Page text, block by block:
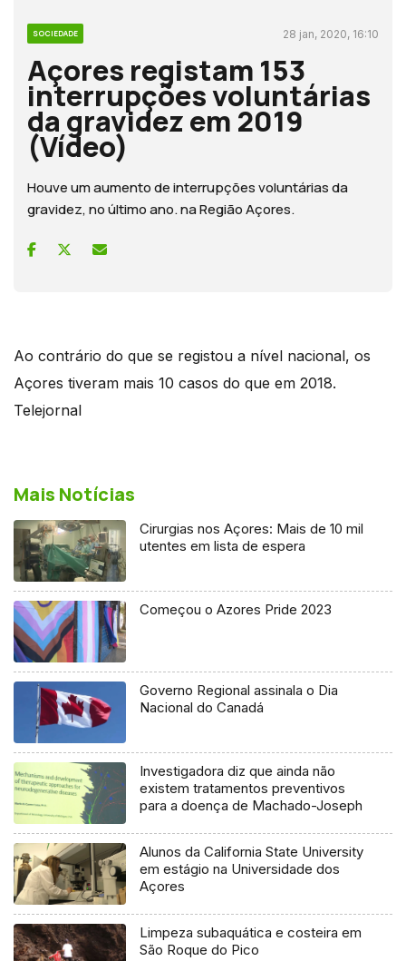
SOCIEDADE 28 jan, 2020, 16:10
Açores registam 153
interrupções voluntárias
da gravidez em 2019
(Vídeo)
Houve um aumento de interrupções voluntárias da
gravidez, no último ano. na Região Açores.
Ao contrário do que se registou a nível nacional, os
Açores tiveram mais 10 casos do que em 2018.
Telejornal
Mais Notícias
Cirurgias nos Açores: Mais de 10 mil
utentes em lista de espera
Começou o Azores Pride 2023
Governo Regional assinala o Dia
Nacional do Canadá
Investigadora diz que ainda não
existem tratamentos preventivos
para a doença de Machado-Joseph
Alunos da California State University
em estágio na Universidade dos
Açores
Limpeza subaquática e costeira em
São Roque do Pico